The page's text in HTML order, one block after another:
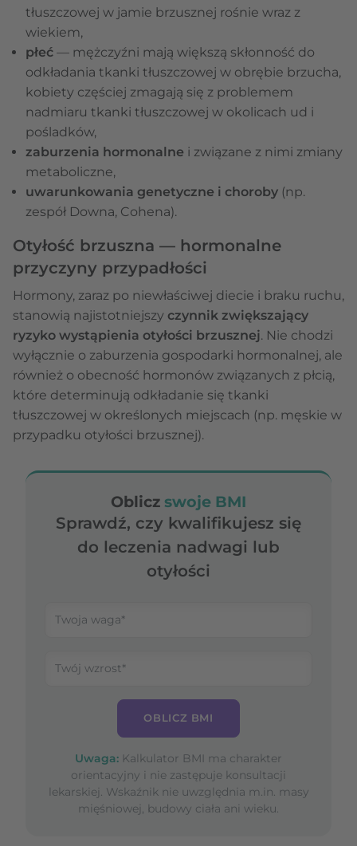
tłuszczowej w jamie brzusznej rośnie wraz z
wiekiem,
płeć — mężczyźni mają większą skłonność do
odkładania tkanki tłuszczowej w obrębie brzucha,
kobiety częściej zmagają się z problemem
nadmiaru tkanki tłuszczowej w okolicach ud i
pośladków,
zaburzenia hormonalne i związane z nimi zmiany
metaboliczne,
uwarunkowania genetyczne i choroby (np.
zespół Downa, Cohena).
Otyłość brzuszna — hormonalne
przyczyny przypadłości
Hormony, zaraz po niewłaściwej diecie i braku ruchu,
stanowią najistotniejszy czynnik zwiększający
ryzyko wystąpienia otyłości brzusznej. Nie chodzi
wyłącznie o zaburzenia gospodarki hormonalnej, ale
również o obecność hormonów związanych z płcią,
które determinują odkładanie się tkanki
tłuszczowej w określonych miejscach (np. męskie w
przypadku otyłości brzusznej).
Oblicz swoje BMI
Sprawdź, czy kwalifikujesz się
do leczenia nadwagi lub
otyłości
OBLICZ BMI
Uwaga: Kalkulator BMI ma charakter
orientacyjny i nie zastępuje konsultacji
lekarskiej. Wskaźnik nie uwzględnia m.in. masy
mięśniowej, budowy ciała ani wieku.